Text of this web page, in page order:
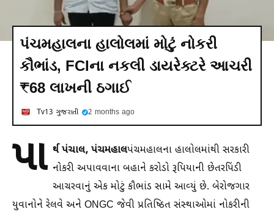
પંચમહાલના હાલોલમાં મોટું નોકરી
કૌભાંડ, FCIના નકલી ડાયરેક્ટરે આચરી
₹68 લાખની ઠગાઈ
Tv13 ગુજરાતી 2 months ago
પા ર્થ પંચાલ, પંચમહાલપંચમહાલના હાલોલમાંથી સરકારી
નોકરી અપાવવાના બહાને કરોડો રૂપિયાની છેતરપિંડી
આચરવાનું એક મોટું કૌભાંડ સામે આવ્યું છે. બેરોજગાર
યુવાનોને રેલવે અને ONGC જેવી પ્રતિષ્ઠિત સંસ્થાઓમાં નોકરીની